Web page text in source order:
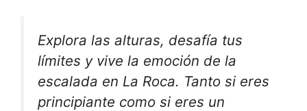
Explora las alturas, desafía tus
límites y vive la emoción de la
escalada en La Roca. Tanto si eres
principiante como si eres un